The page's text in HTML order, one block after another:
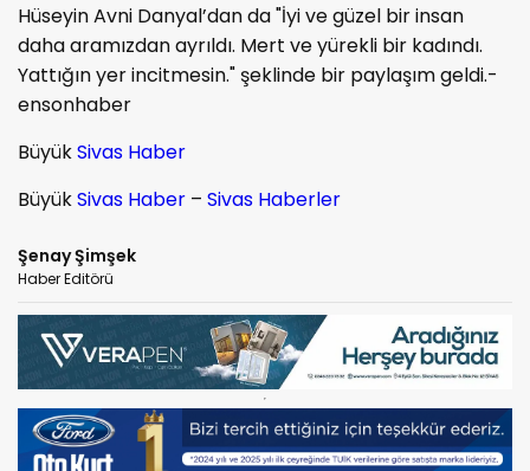
Hüseyin Avni Danyal’dan da "İyi ve güzel bir insan
daha aramızdan ayrıldı. Mert ve yürekli bir kadındı.
Yattığın yer incitmesin." şeklinde bir paylaşım geldi.-
ensonhaber
BüyükSivas Haber
BüyükSivas Haber – Sivas Haberler
Şenay Şimşek
Haber Editörü